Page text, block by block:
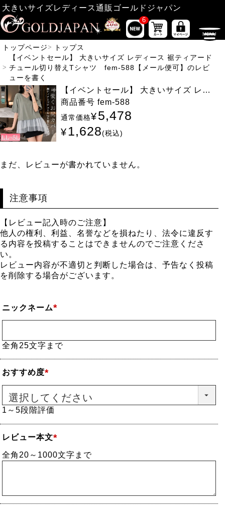
大きいサイズレディース通販ゴールドジャパン
6
トップページ
トップス
【イベントセール】 大きいサイズ レディース 裾ティアード
チュール切り替えTシャツ fem-588【メール便可】のレビ
ューを書く
【イベントセール】 大きいサイズ レデ
ィース 裾ティアードチュール切り替えT
シャツ fem-588【メール便可】
商品番号 fem-588
通常価格¥5,478
¥ 1,628 税込
まだ、レビューが書かれていません。
注意事項
【レビュー記入時のご注意】
他人の権利、利益、名誉などを損ねたり、法令に違反す
る内容を投稿することはできませんのでご注意くださ
い。
レビュー内容が不適切と判断した場合は、予告なく投稿
を削除する場合がございます。
ニックネーム
(必
全角25文字まで
おすすめ度
(必
須)
1～5段階評価
レビュー本文
須)
全角20～1000文字まで